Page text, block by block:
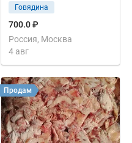
Говядина
700.0 ₽
Россия, Москва
4 авг
Продам